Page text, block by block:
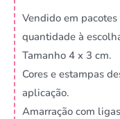
Vendido em
quantidade à
Tamanho 4 x 3 cm.
Cores e estampas
aplicação.
Amarração com